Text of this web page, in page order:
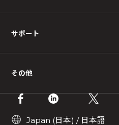
サポート
その他